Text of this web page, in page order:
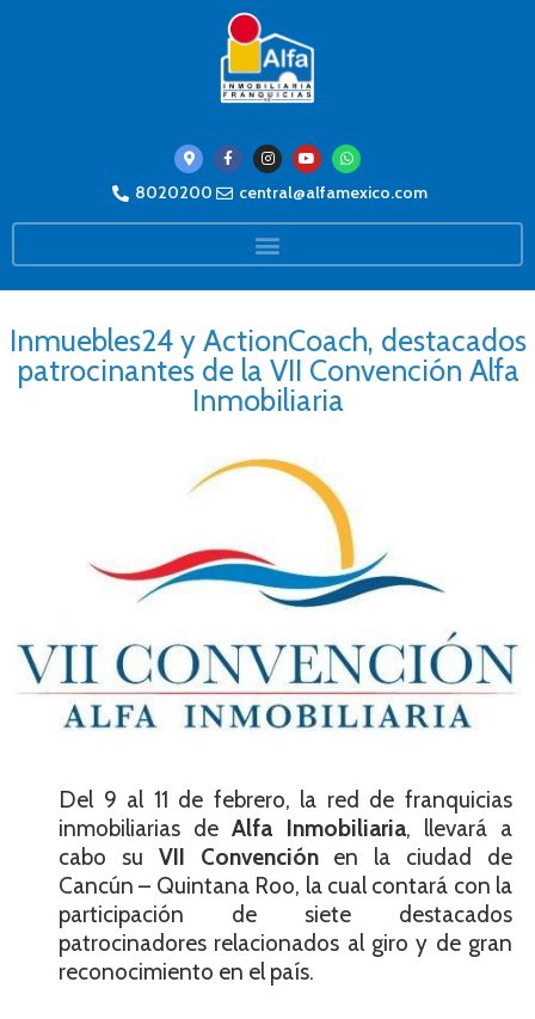
8020200 central@alfamexico.com
Inmuebles24 y ActionCoach, destacados
patrocinantes de la VII Convención Alfa
Inmobiliaria
Del 9 al 11 de febrero, la red de franquicias
inmobiliarias deAlfa Inmobiliaria, llevará a
cabo su VII Convenciónen la ciudad de
Cancún – Quintana Roo, la cual contará con la
participación de siete destacados
patrocinadores relacionados al giro y de gran
reconocimiento en el país.